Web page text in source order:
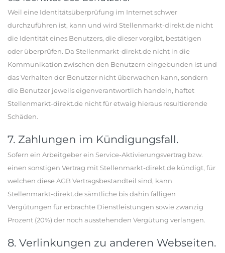
Weil eine Identitätsüberprüfung im Internet schwer
durchzuführen ist, kann und wird Stellenmarkt-direkt.de nicht
die Identität eines Benutzers, die dieser vorgibt, bestätigen
oder überprüfen. Da Stellenmarkt-direkt.de nicht in die
Kommunikation zwischen den Benutzern eingebunden ist und
das Verhalten der Benutzer nicht überwachen kann, sondern
die Benutzer jeweils eigenverantwortlich handeln, haftet
Stellenmarkt-direkt.de nicht für etwaig hieraus resultierende
Schäden.
7. Zahlungen im Kündigungsfall.
Sofern ein Arbeitgeber ein Service-Aktivierungsvertrag bzw.
einen sonstigen Vertrag mit Stellenmarkt-direkt.de kündigt, für
welchen diese AGB Vertragsbestandteil sind, kann
Stellenmarkt-direkt.de sämtliche bis dahin fälligen
Vergütungen für erbrachte Dienstleistungen sowie zwanzig
Prozent (20%) der noch ausstehenden Vergütung verlangen.
8. Verlinkungen zu anderen Webseiten.